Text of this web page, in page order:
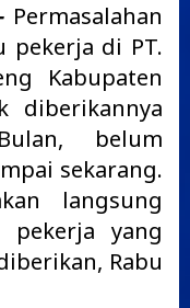
Permasalahan
pekerja di PT.
Kabupaten
diberikannya
belum
sekarang.
langsung
pekerja yang
Rabu